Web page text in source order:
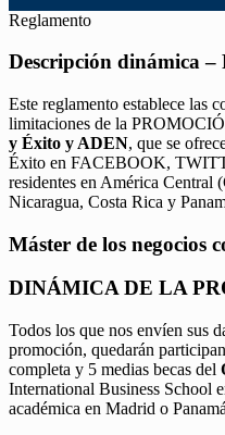
Reglamento
Descripción dinámica –
Este reglamento establece las
limitaciones de la
y Éxito y ADEN, que se
Éxito en FACEBOOK,
residentes en América Central
Nicaragua, Costa Rica y
Máster de los negocios
DINÁMICA DE LA
Todos los que nos envíen sus
promoción, quedarán
completa y 5 medias becas del
International Business School
académica en Madrid o